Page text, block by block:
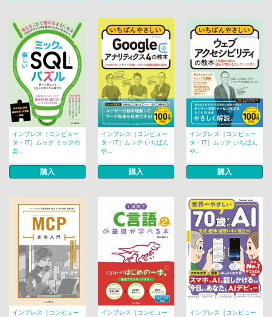
インプレス［コンピュー
タ・IT］ムック ミックの
楽...
購入
インプレス［コンピュー
タ・IT］ムック いちばん
や...
購入
インプレス［コンピュー
タ・IT］ムック いちばん
や...
購入
インプレス［コンピュー
インプレス［コンピュー
インプレス［コンピュー